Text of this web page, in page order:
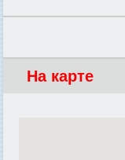
На карте